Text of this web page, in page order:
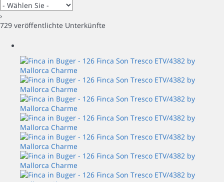
›
729 veröffentlichte Unterkünfte